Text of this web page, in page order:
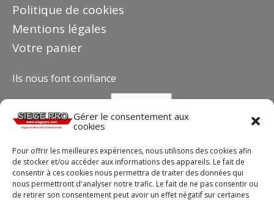
Gérer le consentement aux
cookies
Pour offrir les meilleures expériences, nous utilisons des cookies afin
de stocker et/ou accéder aux informations des appareils. Le fait de
consentir à ces cookies nous permettra de traiter des données qui
nous permettront d'analyser notre trafic. Le fait de ne pas consentir ou
de retirer son consentement peut avoir un effet négatif sur certaines
Politique de cookies
Mentions légales
Votre panier
Ils nous font confiance